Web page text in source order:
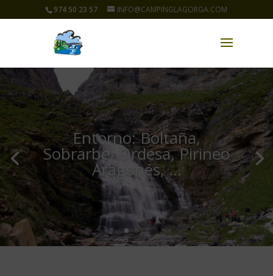
974 50 23 57 INFO@CAMPINGLAGORGA.COM
Entorno: Boltaña,
Sobrarbe, Ordesa, Pirineo
Aragonés, ...